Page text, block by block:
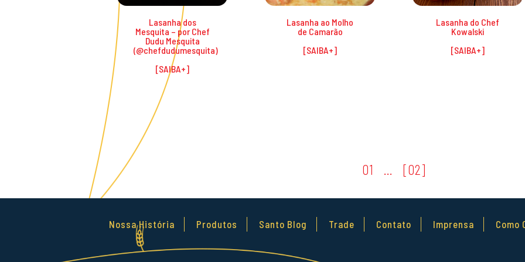
Lasanha dos
Mesquita – por Chef
Dudu Mesquita
(@chefdudumesquita)
Lasanha ao Molho
de Camarão
Lasanha do Chef
Kowalski
01 02
Nossa História Produtos Santo Blog Trade Contato Imprensa Como